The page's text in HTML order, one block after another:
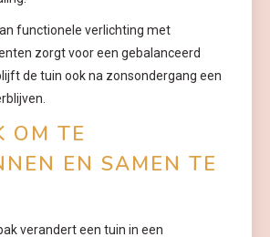
functionele verlichting met
zorgt voor een gebalanceerd
de tuin ook na zonsondergang een
OM TE
EN SAMEN TE
verandert een tuin in een